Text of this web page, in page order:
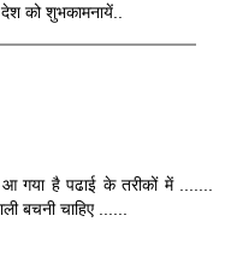
देश को शुभकामनायें..
गया है पढाई के तरीकों में .......
बचनी चाहिए ......